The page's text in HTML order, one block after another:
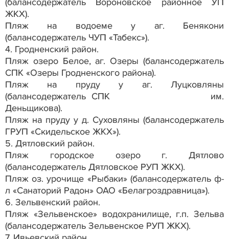
ЖКХ).
Пляж на водоеме у аг. Бенякони
(балансодержатель ЧУП «Табекс»).
4. Гродненский район.
Пляж озеро Белое, аг. Озеры (балансодержатель
СПК «Озеры Гродненского района).
Пляж на пруду у аг. Луцковляны
(балансодержатель СПК им.
Деньщикова).
Пляж на пруду у д. Суховляны (балансодержатель
ГРУП «Скидельское ЖКХ»).
5. Дятловский район.
Пляж городское озеро г. Дятлово
(балансодержатель Дятловское РУП ЖКХ).
Пляж оз. урочище «Рыбаки» (балансодержатель ф-
л «Санаторий Радон» ОАО «Белагроздравница»).
6. Зельвенский район.
Пляж «Зельвенское» водохранилище, г.п. Зельва
(балансодержатель Зельвенское РУП ЖКХ).